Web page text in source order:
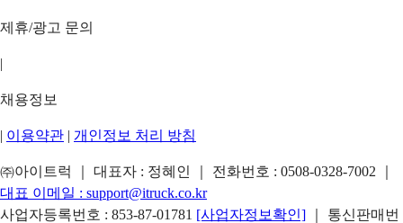
제휴/광고 문의
|
채용정보
| 이용약관 | 개인정보 처리 방침
㈜아이트럭 ｜ 대표자 : 정혜인 ｜ 전화번호 : 0508-0328-7002
대표 이메일 : support@itruck.co.kr
사업자등록번호 : 853-87-01781 [사업자정보확인]
｜ 통신판매번